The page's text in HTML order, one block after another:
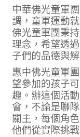
中華佛光童軍
調，童軍運動
佛光童軍團秉
理念，希望透
子們的品德與
惠中佛光童軍
望參加的孩子
趣。辦這個活
會，不論是聯
關主，每個角
他們從實際挑